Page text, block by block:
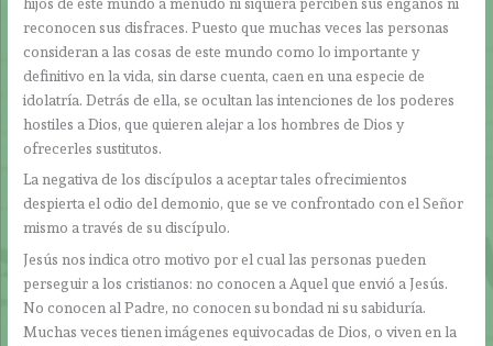
reconocen sus disfraces. Puesto que muchas veces las personas
consideran a las cosas de este mundo como lo importante y
definitivo en la vida, sin darse cuenta, caen en una especie de
idolatría. Detrás de ella, se ocultan las intenciones de los poderes
hostiles a Dios, que quieren alejar a los hombres de Dios y
ofrecerles sustitutos.
La negativa de los discípulos a aceptar tales ofrecimientos
despierta el odio del demonio, que se ve confrontado con el Señor
mismo a través de su discípulo.
Jesús nos indica otro motivo por el cual las personas pueden
perseguir a los cristianos: no conocen a Aquel que envió a Jesús.
No conocen al Padre, no conocen su bondad ni su sabiduría.
Muchas veces tienen imágenes equivocadas de Dios, o viven en la